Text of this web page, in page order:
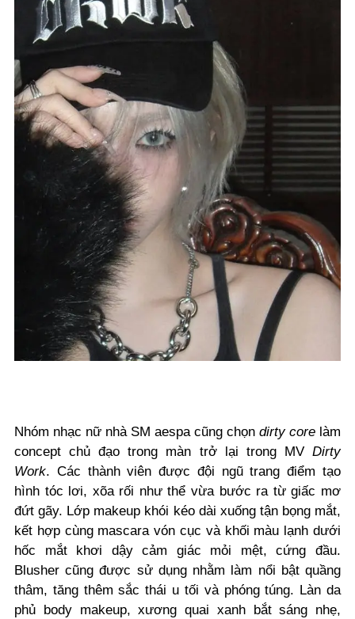
Nhóm nhạc nữ nhà SM aespa cũng chọn dirty core làm
concept chủ đạo trong màn trở lại trong MV Dirty
Work. Các thành viên được đội ngũ trang điểm tạo
hình tóc lơi, xõa rối như thể vừa bước ra từ giấc mơ
đứt gãy. Lớp makeup khói kéo dài xuống tận bọng mắt,
kết hợp cùng mascara vón cục và khối màu lạnh dưới
hốc mắt khơi dậy cảm giác mỏi mệt, cứng đầu.
Blusher cũng được sử dụng nhằm làm nổi bật quầng
thâm, tăng thêm sắc thái u tối và phóng túng. Làn da
phủ body makeup, xương quai xanh bắt sáng nhẹ,